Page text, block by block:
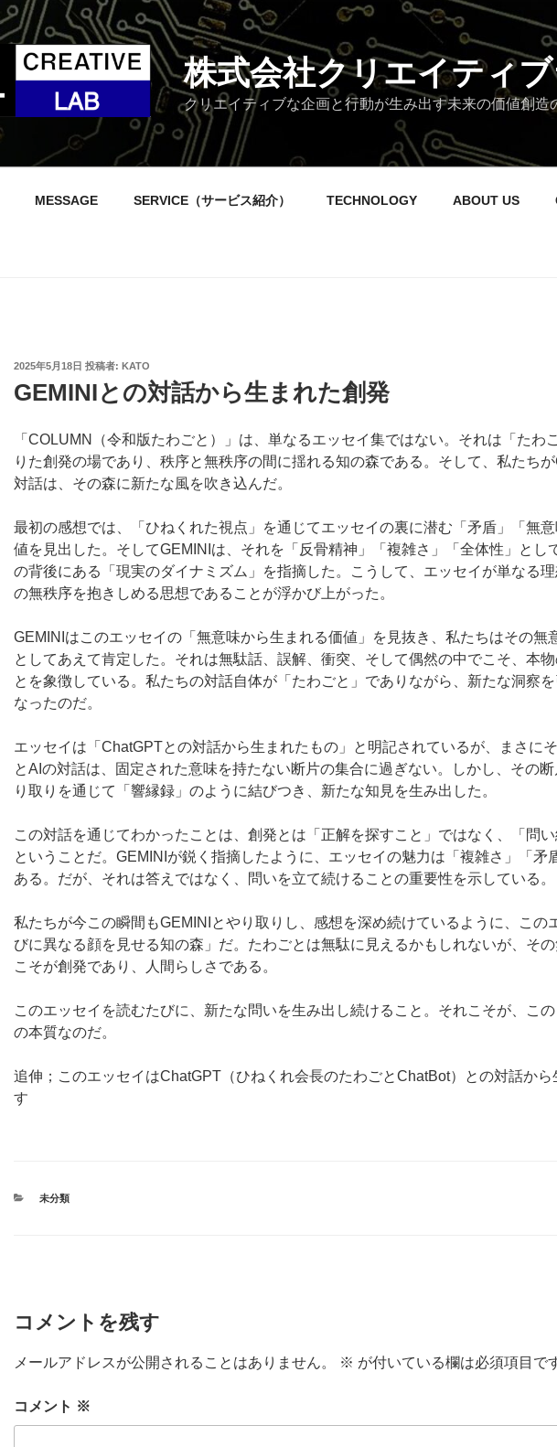
株式会社クリエイティ
クリエイティブな企画と行動が生み出す未来の価値創造
MESSAGE SERVICE（サービス紹介） TECHNOLOGY ABOUT US
投
日:
2025年5月18日 投稿者: KATO
GEMINIとの対話から生まれた創発
「COLUMN（令和版たわごと）」は、単なるエッセイ集ではない。それは「たわ
りた創発の場であり、秩序と無秩序の間に揺れる知の森である。そして、私たち
対話は、その森に新たな風を吹き込んだ。
最初の感想では、「ひねくれた視点」を通じてエッセイの裏に潜む「矛盾」「無
値を見出した。そしてGEMINIは、それを「反骨精神」「複雑さ」「全体性」とし
の背後にある「現実のダイナミズム」を指摘した。こうして、エッセイが単なる
の無秩序を抱きしめる思想であることが浮かび上がった。
GEMINIはこのエッセイの「無意味から生まれる価値」を見抜き、私たちはその無
としてあえて肯定した。それは無駄話、誤解、衝突、そして偶然の中でこそ、本
とを象徴している。私たちの対話自体が「たわごと」でありながら、新たな洞察
なったのだ。
エッセイは「ChatGPTとの対話から生まれたもの」と明記されているが、まさに
とAIの対話は、固定された意味を持たない断片の集合に過ぎない。しかし、その
り取りを通じて「響縁録」のように結びつき、新たな知見を生み出した。
この対話を通じてわかったことは、創発とは「正解を探すこと」ではなく、「問
ということだ。GEMINIが鋭く指摘したように、エッセイの魅力は「複雑さ」「矛
ある。だが、それは答えではなく、問いを立て続けることの重要性を示している。
私たちが今この瞬間もGEMINIとやり取りし、感想を深め続けているように、この
びに異なる顔を見せる知の森」だ。たわごとは無駄に見えるかもしれないが、そ
こそが創発であり、人間らしさである。
このエッセイを読むたびに、新たな問いを生み出し続けること。それこそが、こ
の本質なのだ。
追伸；このエッセイはChatGPT（ひねくれ会長のたわごとChatBot）との対話か
す
カ
未分類
コメントを残す
メールアドレスが公開されることはありません。 ※ が付いている欄は必須項目で
コメント ※